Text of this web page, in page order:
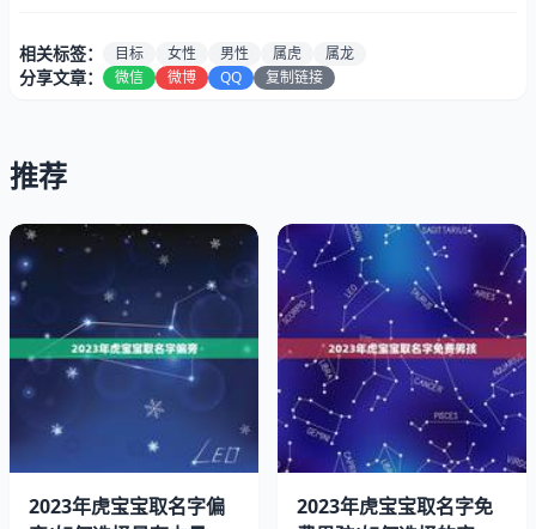
属虎的男性通常具有自信、勇气和冒险精神。他们喜欢冒险
和挑战，不怕失败，总是活力和热情。他们也很有领导才
能，善于组织和管理团队。他们有时也会显得有点自负和冲
动，需要学会控制自己的情绪和行为。
二、属龙女性的性格特点
属龙的女性通常具有自信、独立和聪明的特点。她们有强烈
的个人主义和自我，喜欢追求自己的目标和理想。她们也很
有创造力和想象力，善于发现和利用机会。她们有时也会显
相关标签： 目标 女性 男性 属虎 属龙
分享文章： 微信 微博 QQ 复制链接
推荐
2023年虎宝宝取名字偏
2023年虎宝宝取名字免